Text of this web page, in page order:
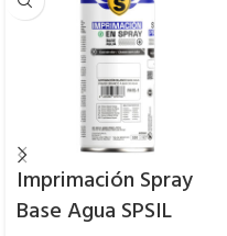
Imprimación Spray
Base Agua SPSIL